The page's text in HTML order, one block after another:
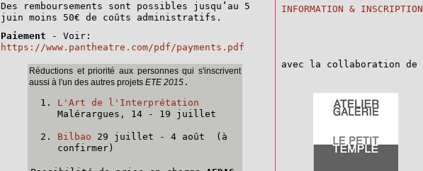
Des remboursements sont possibles jusqu’au 5
juin moins 50€ de coûts administratifs.
Paiement - Voir:
https://www.pantheatre.com/pdf/payments.pdf
Réductions et priorité aux personnes qui s'inscrivent
aussi à l'un des autres projets ETE 2015 .
L'Art de l'Interprétation
Malérargues, 14 - 19 juillet
Bilbao 29 juillet - 4 août (à
confirmer)
INFORMATION & INSCRIPTION
avec la collaboration de